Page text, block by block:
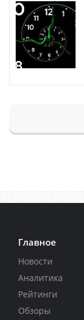
Главное
Новости
Аналитика
Рейтинги
Обзоры